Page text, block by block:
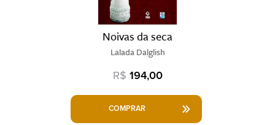
Noivas da seca
Lalada Dalglish
R$ 194,00
COMPRAR